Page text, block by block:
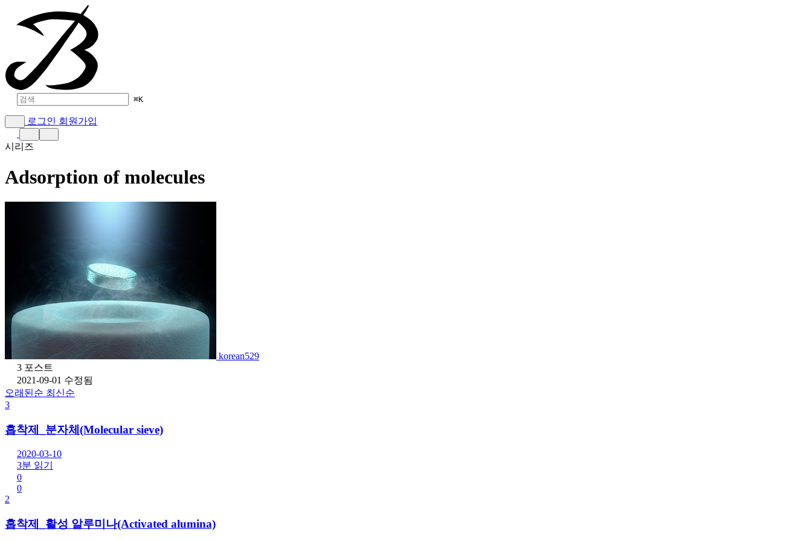
⌘K
로그인 회원가입
시리즈
Adsorption of molecules
korean529
3 포스트
2021-09-01 수정됨
오래된순 최신순
3
흡착제_분자체(Molecular sieve)
2020-03-10
3분 읽기
0
0
2
흡착제_활성 알루미나(Activated alumina)